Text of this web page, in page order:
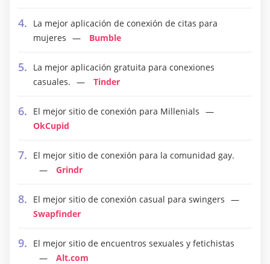
La mejor aplicación de conexión de citas para
mujeres
Bumble
La mejor aplicación gratuita para conexiones
casuales.
Tinder
El mejor sitio de conexión para Millenials
OkCupid
El mejor sitio de conexión para la comunidad gay.
Grindr
El mejor sitio de conexión casual para swingers
Swapfinder
El mejor sitio de encuentros sexuales y fetichistas
Alt.com